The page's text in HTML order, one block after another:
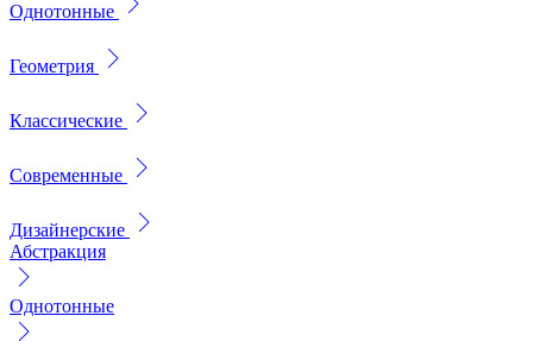
Однотонные
Геометрия
Классические
Современные
Дизайнерские
Абстракция
Однотонные